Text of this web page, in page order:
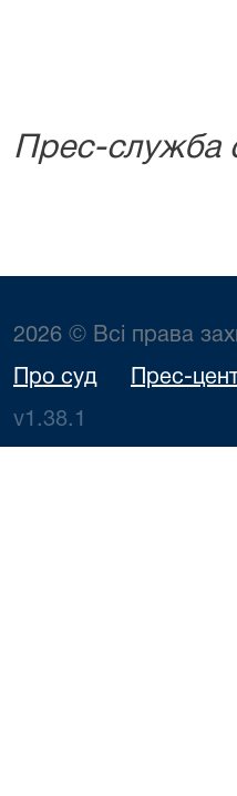
Прес-служба
2026 © Всі права
Про суд Прес-
v1.38.1